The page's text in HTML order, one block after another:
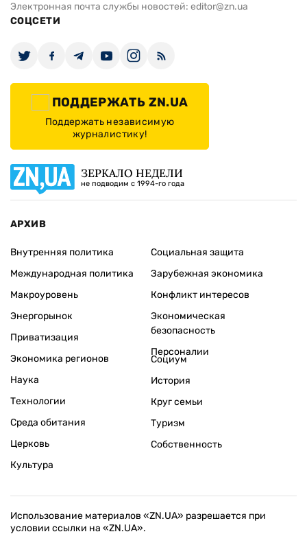
Электронная почта службы новостей: editor@zn.ua
СОЦСЕТИ
ПОДДЕРЖАТЬ ZN.UA
Поддержать независимую
журналистику!
ЗЕРКАЛО НЕДЕЛИ
не подводим с 1994-го года
АРХИВ
Внутренняя политика
Международная политика
Макроуровень
Энергорынок
Приватизация
Экономика регионов
Социальная защита
Зарубежная экономика
Конфликт интересов
Экономическая
безопасность
Персоналии
Наука
Технологии
Среда обитания
Церковь
Культура
Социум
История
Круг семьи
Туризм
Собственность
Использование материалов «ZN.UA» разрешается при
условии ссылки на «ZN.UA».